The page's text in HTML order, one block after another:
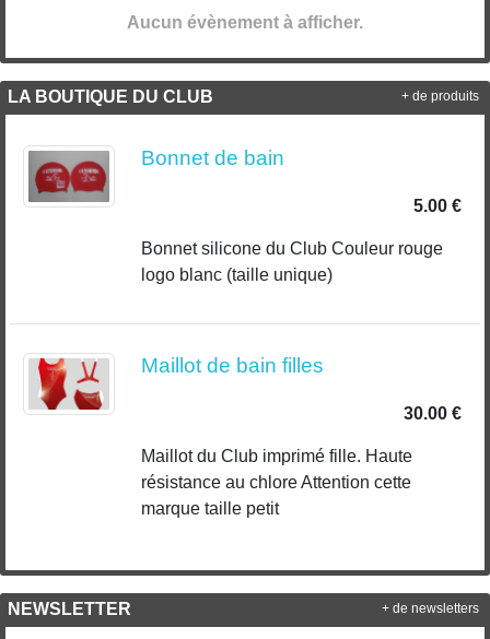
Aucun évènement à afficher.
LA BOUTIQUE DU CLUB
Bonnet de bain
5.00 €
Bonnet silicone du Club Couleur rouge
logo blanc (taille unique)
Maillot de bain filles
30.00 €
Maillot du Club imprimé fille. Haute
résistance au chlore Attention cette
marque taille petit
+ de produits
NEWSLETTER + de newsletters